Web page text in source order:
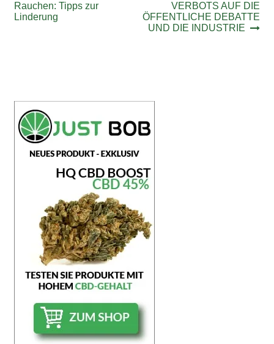
Navigation
Beitrag:
Rauchen: Tipps zur
Linderung
Beitrag:VERBOTS AUF DIE
ÖFFENTLICHE DEBATTE
UND DIE INDUSTRIE